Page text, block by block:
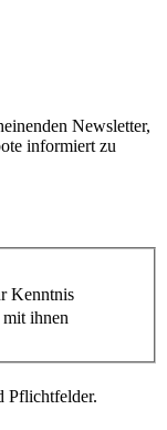
Newsletter,
informiert zu
Kenntnis
mit ihnen
Pflichtfelder.